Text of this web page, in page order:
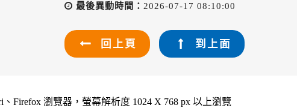
最後異動時間： 2026-07-17 08:10:00
回上頁 到上面
、Firefox 瀏覽器，螢幕解析度 1024 X 768 px 以上瀏覽